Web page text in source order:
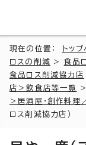
現在の位置： トッ
ロスの削減 > 食品
食品ロス削減協力店
店＞飲食店等一覧
>
＞居酒屋・創作料理
ロス削減協力店）